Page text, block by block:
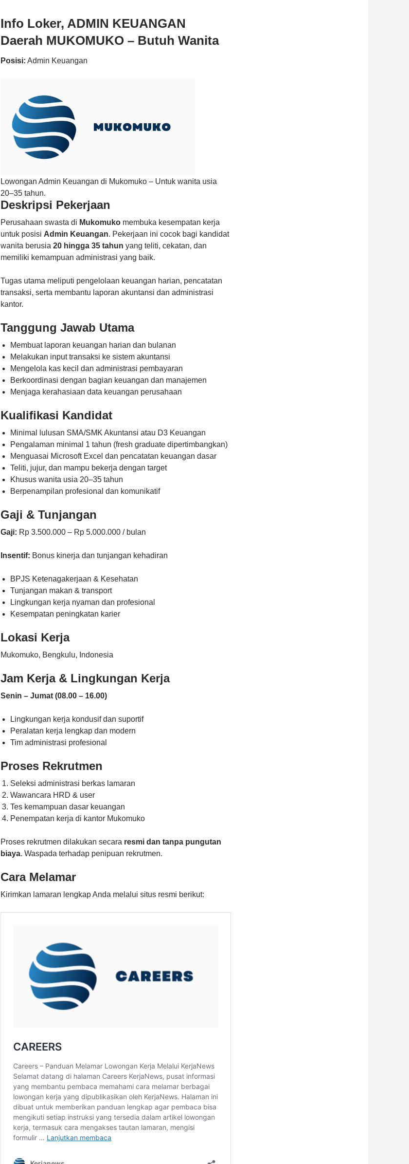
Info Loker, ADMIN KEUANGAN
Daerah MUKOMUKO – Butuh Wanita
Posisi: Admin Keuangan
Lowongan Admin Keuangan di Mukomuko – Untuk wanita usia
20–35 tahun.
Deskripsi Pekerjaan
Perusahaan swasta di Mukomuko membuka kesempatan kerja
untuk posisi Admin Keuangan. Pekerjaan ini cocok bagi kandidat
wanita berusia 20 hingga 35 tahun yang teliti, cekatan, dan
memiliki kemampuan administrasi yang baik.
Tugas utama meliputi pengelolaan keuangan harian, pencatatan
transaksi, serta membantu laporan akuntansi dan administrasi
kantor.
Tanggung Jawab Utama
Membuat laporan keuangan harian dan bulanan
Melakukan input transaksi ke sistem akuntansi
Mengelola kas kecil dan administrasi pembayaran
Berkoordinasi dengan bagian keuangan dan manajemen
Menjaga kerahasiaan data keuangan perusahaan
Kualifikasi Kandidat
Minimal lulusan SMA/SMK Akuntansi atau D3 Keuangan
Pengalaman minimal 1 tahun (fresh graduate dipertimbangkan)
Menguasai Microsoft Excel dan pencatatan keuangan dasar
Teliti, jujur, dan mampu bekerja dengan target
Khusus wanita usia 20–35 tahun
Berpenampilan profesional dan komunikatif
Gaji & Tunjangan
Gaji: Rp 3.500.000 – Rp 5.000.000 / bulan
Insentif: Bonus kinerja dan tunjangan kehadiran
BPJS Ketenagakerjaan & Kesehatan
Tunjangan makan & transport
Lingkungan kerja nyaman dan profesional
Kesempatan peningkatan karier
Lokasi Kerja
Mukomuko, Bengkulu, Indonesia
Jam Kerja & Lingkungan Kerja
Senin – Jumat (08.00 – 16.00)
Lingkungan kerja kondusif dan suportif
Peralatan kerja lengkap dan modern
Tim administrasi profesional
Proses Rekrutmen
Seleksi administrasi berkas lamaran
Wawancara HRD & user
Tes kemampuan dasar keuangan
Penempatan kerja di kantor Mukomuko
Proses rekrutmen dilakukan secara resmi dan tanpa pungutan
biaya. Waspada terhadap penipuan rekrutmen.
Cara Melamar
Kirimkan lamaran lengkap Anda melalui situs resmi berikut: